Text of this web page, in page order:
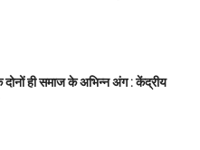
दोनों ही समाज के अभिन्न अंग : केंद्रीय